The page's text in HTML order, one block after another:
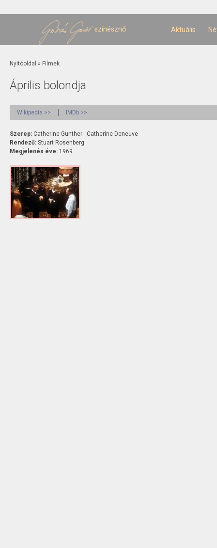
színésznő Aktuális
Jelenlegi hely
Nyitóoldal » Filmek
Április bolondja
Wikipedia >> IMDb >>
Szerep: Catherine Gunther - Catherine Deneuve
Rendező: Stuart Rosenberg
Megjelenés éve: 1969